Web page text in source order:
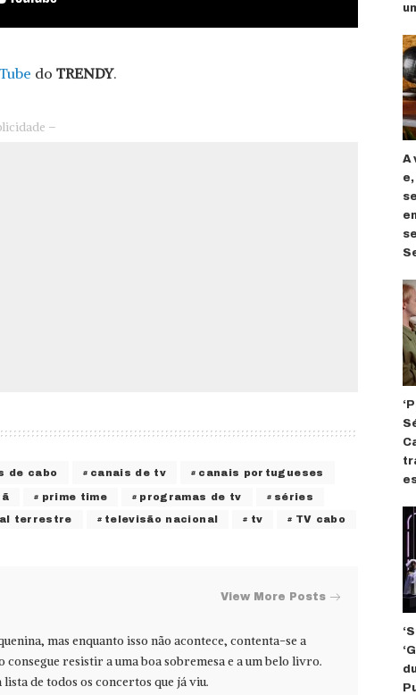
do TRENDY.
–
de cabo canais de tv canais portugueses
prime time programas de tv séries
terrestre televisão nacional tv TV cabo
View More Posts
mas enquanto isso não acontece, contenta-se a
resistir a uma boa sobremesa e a um belo livro.
de todos os concertos que já viu.
A